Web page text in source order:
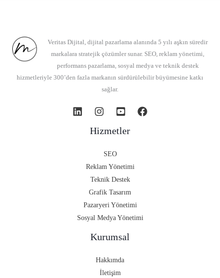
Veritas Dijital, dijital pazarlama alanında 5 yılı aşkın süredir
markalara stratejik çözümler sunar. SEO, reklam yönetimi,
performans pazarlama, sosyal medya ve teknik destek
hizmetleriyle 300’den fazla markanın sürdürülebilir büyümesine katkı
sağlar.
Hizmetler
SEO
Reklam Yönetimi
Teknik Destek
Grafik Tasarım
Pazaryeri Yönetimi
Sosyal Medya Yönetimi
Kurumsal
Hakkımda
İletişim